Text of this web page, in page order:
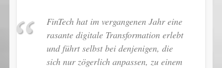
FinTech hat im vergangenen Jahr eine
rasante digitale Transformation erlebt
und führt selbst bei denjenigen, die
sich nur zögerlich anpassen, zu einem